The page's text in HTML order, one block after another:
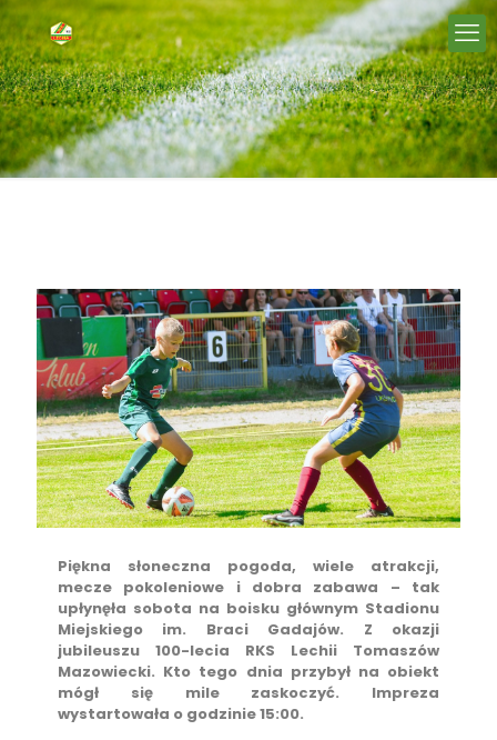
Piękna słoneczna pogoda, wiele atrakcji,
mecze pokoleniowe i dobra zabawa – tak
upłynęła sobota na boisku głównym Stadionu
Miejskiego im. Braci Gadajów. Z okazji
jubileuszu 100-lecia RKS Lechii Tomaszów
Mazowiecki. Kto tego dnia przybył na obiekt
mógł się mile zaskoczyć. Impreza
wystartowała o godzinie 15:00.